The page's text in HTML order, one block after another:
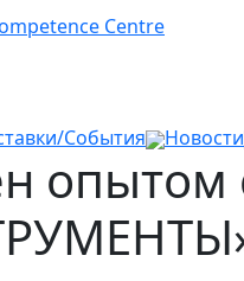
События Новости
опытом